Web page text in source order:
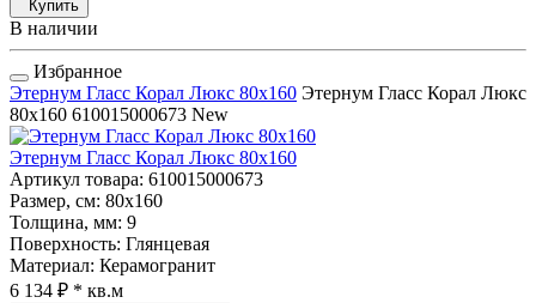
Купить
В наличии
Избранное
Этернум Гласс Корал Люкс 80x160 Этернум Гласс Корал Люкс
80x160 610015000673 New
Этернум Гласс Корал Люкс 80x160
Артикул товара: 610015000673
Размер, см: 80x160
Толщина, мм: 9
Поверхность: Глянцевая
Материал: Керамогранит
6 134 ₽ * кв.м